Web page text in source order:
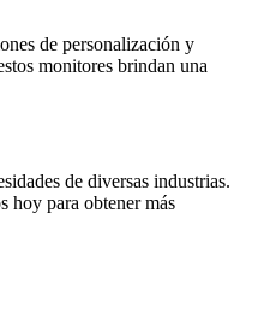
de personalización y
monitores brindan una
de diversas industrias.
hoy para obtener más